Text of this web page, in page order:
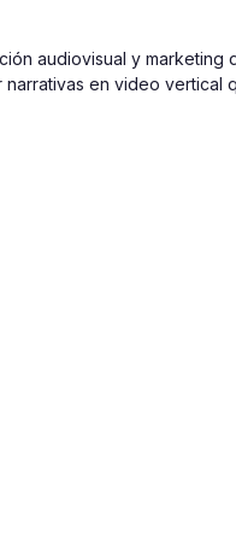
audiovisual y
en video vertical